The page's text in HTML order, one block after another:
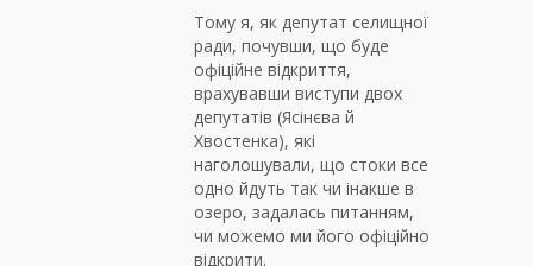
Тому я, як депутат селищної
ради, почувши, що буде
офіційне відкриття,
врахувавши виступи двох
депутатів (Ясінєва й
Хвостенка), які
наголошували, що стоки все
одно йдуть так чи інакше в
озеро, задалась питанням,
чи можемо ми його офіційно
відкрити.